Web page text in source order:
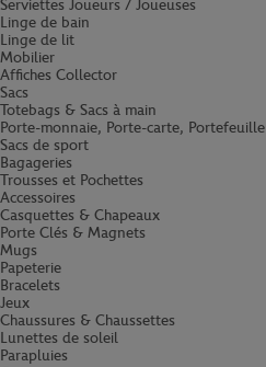
Serviettes Joueurs / Joueuses
Linge de bain
Linge de lit
Mobilier
Affiches Collector
Sacs
Totebags & Sacs à main
Porte-monnaie, Porte-carte, Portefeuille
Sacs de sport
Bagageries
Trousses et Pochettes
Accessoires
Casquettes & Chapeaux
Porte Clés & Magnets
Mugs
Papeterie
Bracelets
Jeux
Chaussures & Chaussettes
Lunettes de soleil
Parapluies